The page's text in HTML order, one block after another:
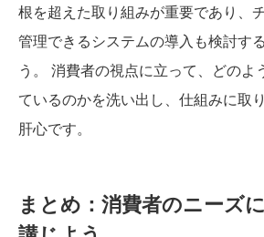
根を超えた取り組みが重要であり、
管理できるシステムの導入も検討す
う。 消費者の視点に立って、どのよ
ているのかを洗い出し、仕組みに取
肝心です。
まとめ：消費者のニーズ